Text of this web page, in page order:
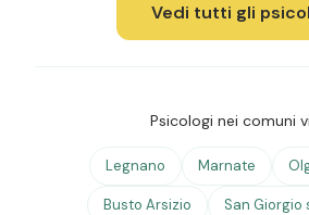
Vedi tutti gli
Psicologi nei comuni
Legnano Marnate
Busto Arsizio San Giorgio